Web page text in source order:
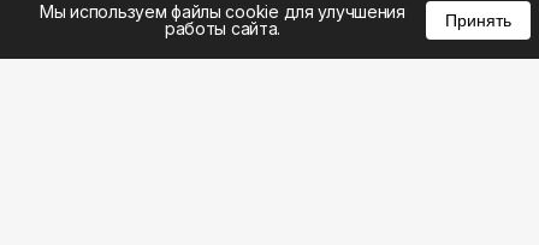
Мы используем файлы cookie для улучшения
работы сайта.
Принять